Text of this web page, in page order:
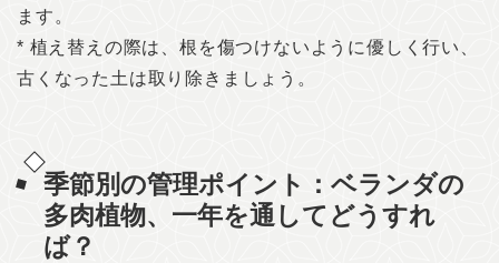
ます。
* 植え替えの際は、根を傷つけないように優しく行い、
古くなった土は取り除きましょう。
季節別の管理ポイント：ベランダの
多肉植物、一年を通してどうすれ
ば？